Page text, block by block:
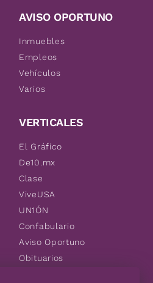
AVISO OPORTUNO
Inmuebles
Empleos
Vehículos
Varios
VERTICALES
El Gráfico
De10.mx
Clase
ViveUSA
UN1ÓN
Confabulario
Aviso Oportuno
Obituarios